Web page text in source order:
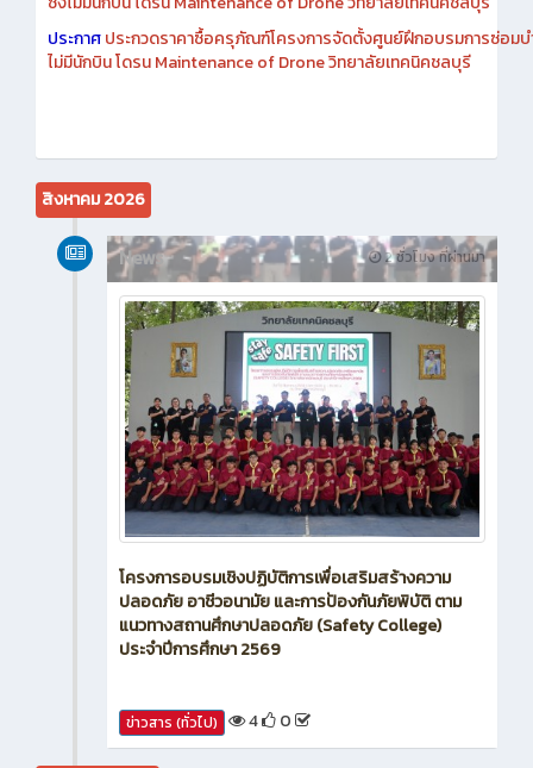
ประกาศประกวดราคาซื้อครุภัณฑ์โครงการจัดตั้งศูนย์ฝึกอบรมการซ่อมบ
ไม่มีนักบิน โดรน Maintenance of Drone วิทยาลัยเทคนิคชลบุรี
สิงหาคม 2026
2 ชั่วโมง ที่ผ่านมา
News
โครงการอบรมเชิงปฏิบัติการเพื่อเสริมสร้างความ
ปลอดภัย อาชีวอนามัย และการป้องกันภัยพิบัติ ตาม
แนวทางสถานศึกษาปลอดภัย (Safety College)
ประจำปีการศึกษา 2569
ข่าวสาร (ทั่วไป) 4 0